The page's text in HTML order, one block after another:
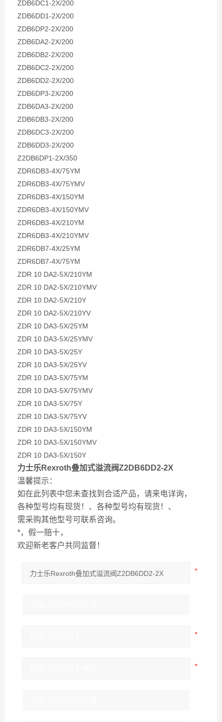
ZDB6DC1-2X/200
ZDB6DD1-2X/200
ZDB6DP2-2X/200
ZDB6DA2-2X/200
ZDB6DB2-2X/200
ZDB6DC2-2X/200
ZDB6DD2-2X/200
ZDB6DP3-2X/200
ZDB6DA3-2X/200
ZDB6DB3-2X/200
ZDB6DC3-2X/200
ZDB6DD3-2X/200
Z2DB6DP1-2X/350
ZDR6DB3-4X/75YM
ZDR6DB3-4X/75YMV
ZDR6DB3-4X/150YM
ZDR6DB3-4X/150YMV
ZDR6DB3-4X/210YM
ZDR6DB3-4X/210YMV
ZDR6DB7-4X/25YM
ZDR6DB7-4X/75YM
ZDR 10 DA2-5X/210YM
ZDR 10 DA2-5X/210YMV
ZDR 10 DA2-5X/210Y
ZDR 10 DA2-5X/210YV
ZDR 10 DA3-5X/25YM
ZDR 10 DA3-5X/25YMV
ZDR 10 DA3-5X/25Y
ZDR 10 DA3-5X/25YV
ZDR 10 DA3-5X/75YM
ZDR 10 DA3-5X/75YMV
ZDR 10 DA3-5X/75Y
ZDR 10 DA3-5X/75YV
ZDR 10 DA3-5X/150YM
ZDR 10 DA3-5X/150YMV
ZDR 10 DA3-5X/150Y
力士乐Rexroth叠加式溢流阀Z2DB6DD2-2X
温馨提示：
如在此列表中您未查找到合适产品，请来电详询，
各种型号均有现货！、各种型号均有现货！、
需采购其他型号可联系咨询。
*，假一赔十，
欢迎新老客户共同监督！